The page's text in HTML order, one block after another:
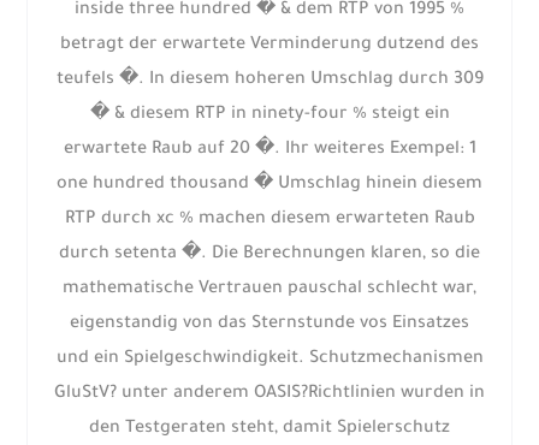
inside three hundred � & dem RTP von 1995 %
betragt der erwartete Verminderung dutzend des
teufels �. In diesem hoheren Umschlag durch 309
� & diesem RTP in ninety-four % steigt ein
erwartete Raub auf 20 �. Ihr weiteres Exempel: 1
one hundred thousand � Umschlag hinein diesem
RTP durch xc % machen diesem erwarteten Raub
durch setenta �. Die Berechnungen klaren, so die
mathematische Vertrauen pauschal schlecht war,
eigenstandig von das Sternstunde vos Einsatzes
und ein Spielgeschwindigkeit. Schutzmechanismen
GluStV? unter anderem OASIS?Richtlinien wurden in
den Testgeraten steht, damit Spielerschutz